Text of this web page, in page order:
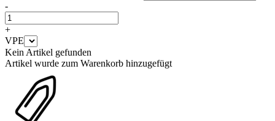
-
+
VPE
Kein Artikel gefunden
Artikel wurde zum Warenkorb hinzugefügt